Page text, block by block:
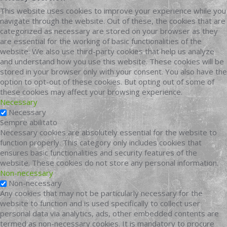
This website uses cookies to improve your experience while you
navigate through the website. Out of these, the cookies that are
categorized as necessary are stored on your browser as they
are essential for the working of basic functionalities of the
website. We also use third-party cookies that help us analyze
and understand how you use this website. These cookies will be
stored in your browser only with your consent. You also have the
option to opt-out of these cookies. But opting out of some of
these cookies may affect your browsing experience.
Necessary
Necessary
Sempre abilitato
Necessary cookies are absolutely essential for the website to
function properly. This category only includes cookies that
ensures basic functionalities and security features of the
website. These cookies do not store any personal information.
Non-necessary
Non-necessary
Any cookies that may not be particularly necessary for the
website to function and is used specifically to collect user
personal data via analytics, ads, other embedded contents are
termed as non-necessary cookies. It is mandatory to procure